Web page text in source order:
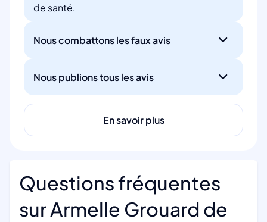
de santé.
Nous combattons les faux avis
Nous publions tous les avis
En savoir plus
Questions fréquentes
sur Armelle Grouard de